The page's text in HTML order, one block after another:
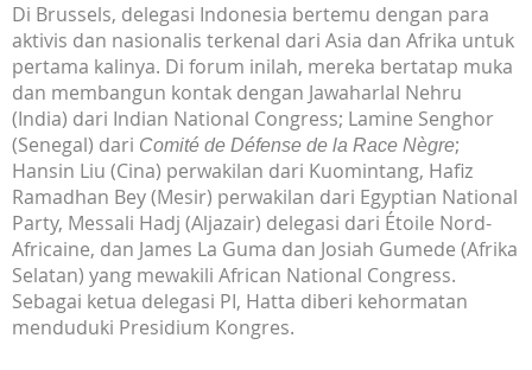
Di Brussels, delegasi Indonesia bertemu dengan para
aktivis dan nasionalis terkenal dari Asia dan Afrika untuk
pertama kalinya. Di forum inilah, mereka bertatap muka
dan membangun kontak dengan Jawaharlal Nehru
(India) dari Indian National Congress; Lamine Senghor
(Senegal) dari Comité de Défense de la Race Nègre;
Hansin Liu (Cina) perwakilan dari Kuomintang, Hafiz
Ramadhan Bey (Mesir) perwakilan dari Egyptian National
Party, Messali Hadj (Aljazair) delegasi dari Étoile Nord-
Africaine, dan James La Guma dan Josiah Gumede (Afrika
Selatan) yang mewakili African National Congress.
Sebagai ketua delegasi PI, Hatta diberi kehormatan
menduduki Presidium Kongres.